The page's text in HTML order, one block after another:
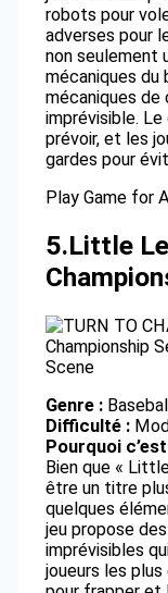
robots pour
adverses pour
non seulement
mécaniques du
mécaniques de
imprévisible.
prévoir, et les
gardes pour
Play Game for
5.Little
Genre :Baseball
Difficulté :
Pourquoi
Bien que «
être un titre
quelques
jeu propose
imprévisibles
joueurs les